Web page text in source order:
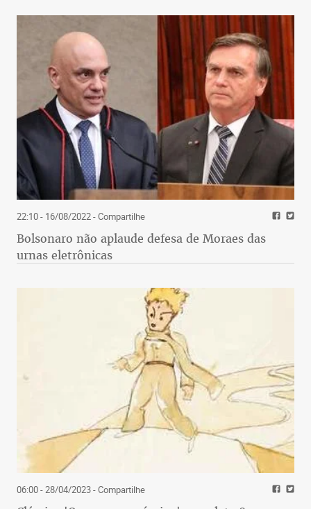
22:10 - 16/08/2022- Compartilhe
Bolsonaro não aplaude defesa de Moraes das
urnas eletrônicas
06:00 - 28/04/2023- Compartilhe